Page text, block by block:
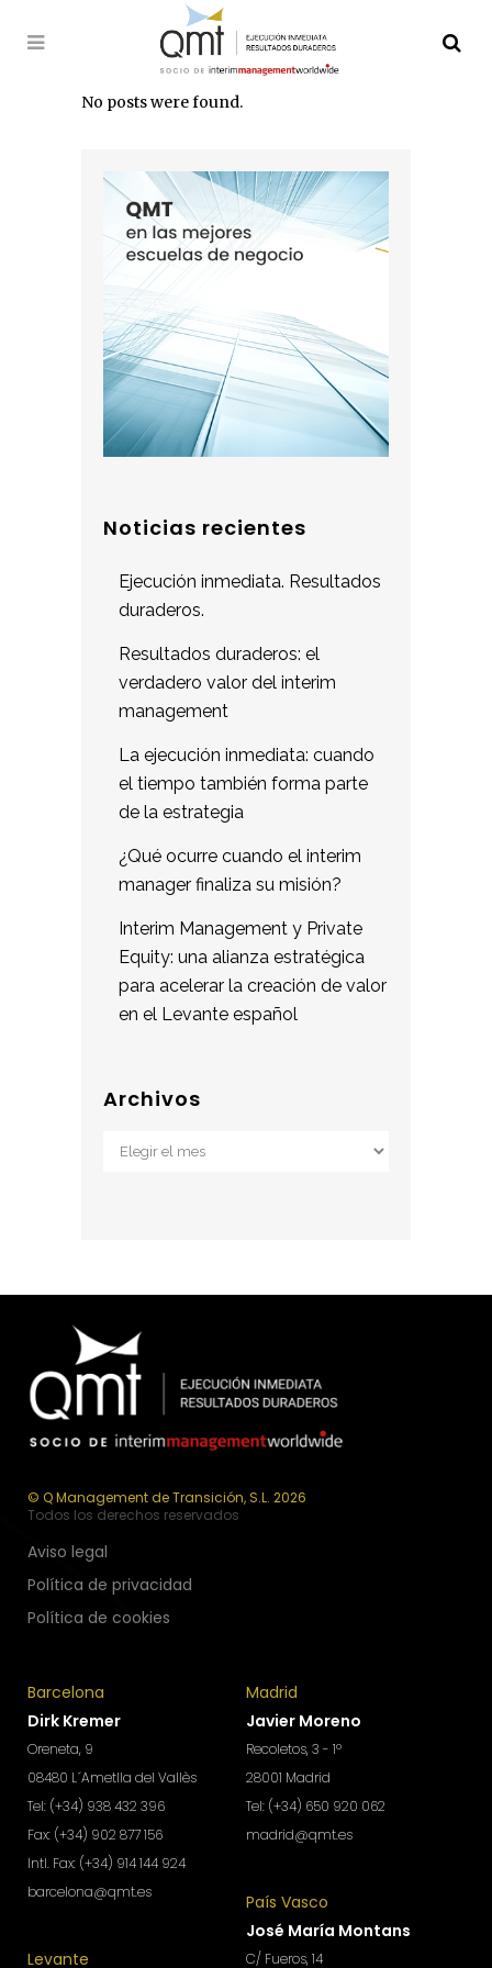
No posts were found.
Noticias recientes
Ejecución inmediata. Resultados
duraderos.
Resultados duraderos: el
verdadero valor del interim
management
La ejecución inmediata: cuando
el tiempo también forma parte
de la estrategia
¿Qué ocurre cuando el interim
manager finaliza su misión?
Interim Management y Private
Equity: una alianza estratégica
para acelerar la creación de valor
en el Levante español
Archivos
Archivos
© Q Management de Transición, S.L. 2026
Todos los derechos reservados
Aviso legal
Política de privacidad
Política de cookies
Barcelona
Dirk Kremer
Oreneta, 9
08480 L´Ametlla del Vallès
Tel: (+34) 938 432 396
Fax: (+34) 902 877 156
Intl. Fax: (+34) 914 144 924
barcelona@qmt.es
Levante
Madrid
Javier Moreno
Recoletos, 3 - 1º
28001 Madrid
Tel: (+34) 650 920 062
madrid@qmt.es
País Vasco
José María Montans
C/ Fueros, 14